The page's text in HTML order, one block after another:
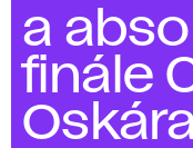
e
r
m
v Bratislave.
a
finále